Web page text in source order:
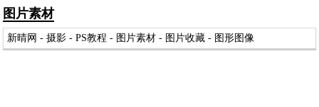
图片素材
新晴网 - 摄影 - PS教程 - 图片素材 - 图片收藏 - 图形图像